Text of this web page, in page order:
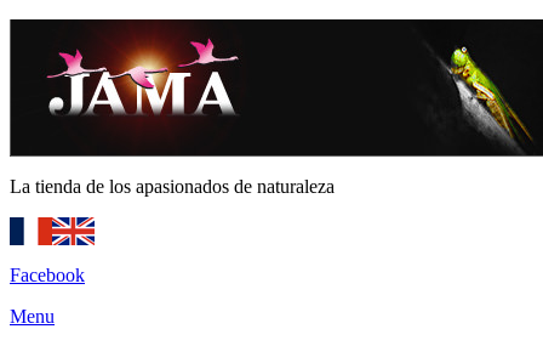
La tienda de los apasionados de naturaleza
Facebook
Menu